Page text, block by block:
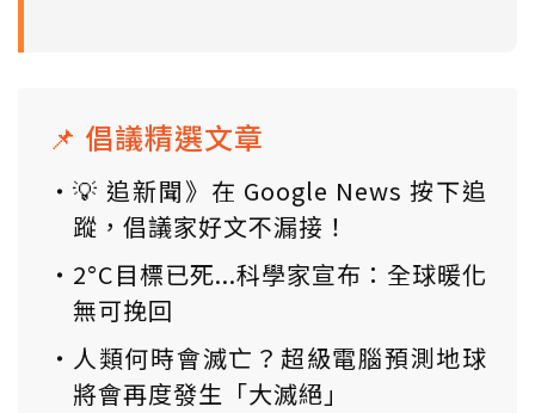
📌 倡議精選文章
💡 追新聞》在 Google News 按下追
蹤，倡議家好文不漏接！
2°C目標已死...科學家宣布：全球暖化
無可挽回
人類何時會滅亡？超級電腦預測地球
將會再度發生「大滅絕」